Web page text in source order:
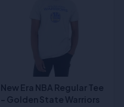
New Era NBA Regular Tee
- Golden State Warriors